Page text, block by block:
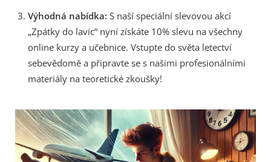
Výhodná nabídka: S naší speciální slevovou akcí
„Zpátky do lavic“ nyní získáte 10% slevu na všechny
online kurzy a učebnice. Vstupte do světa letectví
sebevědomě a připravte se s našimi profesionálními
materiály na teoretické zkoušky!